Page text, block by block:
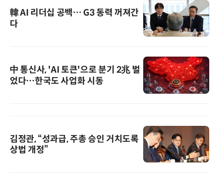
韓 AI 리더십 공백… G3 동력 꺼져간
다
中 통신사, 'AI 토큰'으로 분기 2兆 벌
었다…한국도 사업화 시동
김정관, “성과급, 주총 승인 거치도록
상법 개정”